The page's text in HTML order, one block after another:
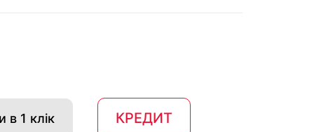
в 1 клік КРЕДИТ